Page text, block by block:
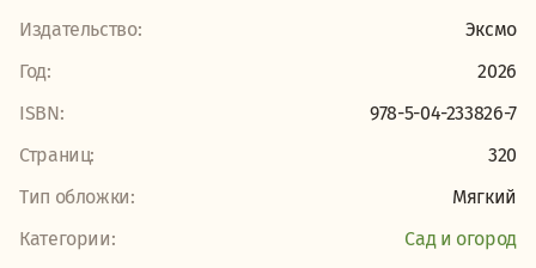
Издательство:
Эксмо
Год:
2026
ISBN:
978-5-04-233826-7
Страниц:
320
Тип обложки:
Мягкий
Категории:
Сад и огород